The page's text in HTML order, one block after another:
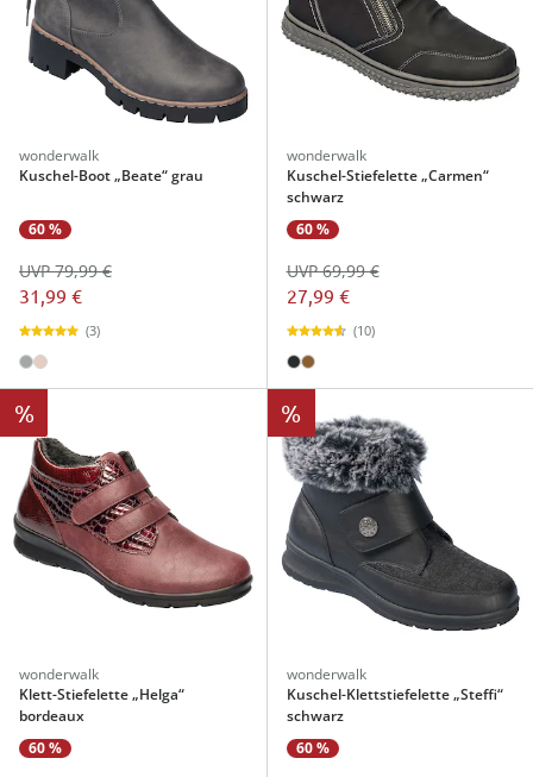
wonderwalk
Kuschel-Boot „Beate“ grau
60 %
31,99 €
UVP 79,99 €
(3)
wonderwalk
Kuschel-Stiefelette „Carmen“
schwarz
60 %
27,99 €
UVP 69,99 €
(10)
%
wonderwalk
Klett-Stiefelette „Helga“
bordeaux
60 %
%
wonderwalk
Kuschel-Klettstiefelette „Steffi“
schwarz
60 %